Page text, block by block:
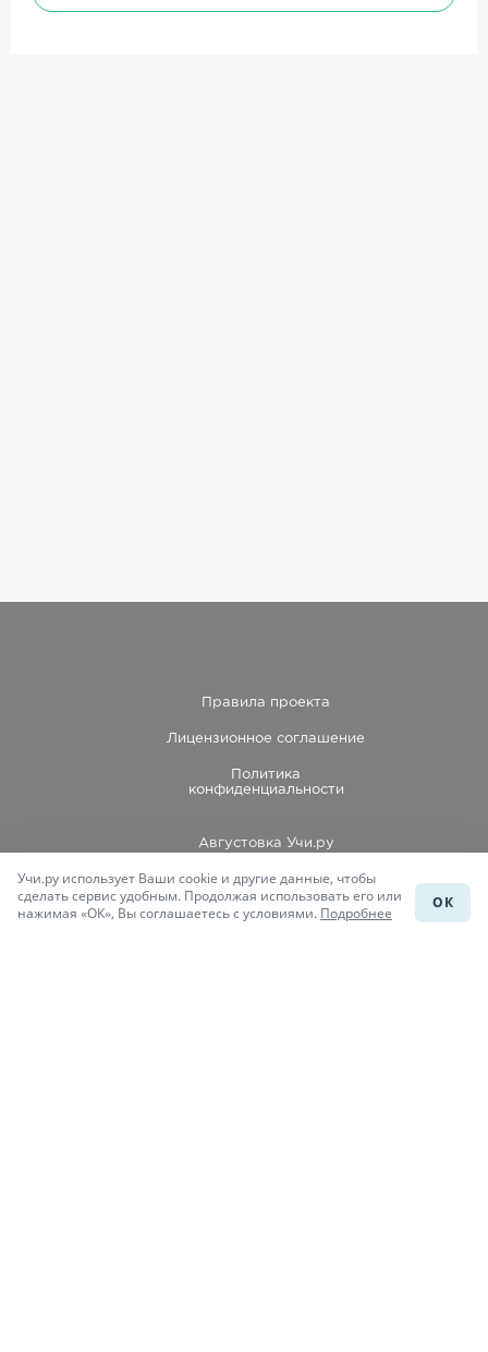
Правила проекта
Лицензионное соглашение
Политика
конфиденциальности
Августовка Учи.ру
Каталог школ
Подготовка к уроку
Учи.ру использует Ваши cookie и другие данные, чтобы
сделать сервис удобным. Продолжая использовать его или
нажимая «ОК», Вы соглашаетесь с условиями. Подробнее
ОК